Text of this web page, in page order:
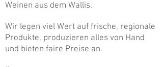
Weinen aus dem Wallis.
Wir legen viel Wert auf frische, regionale
Produkte, produzieren alles von Hand
und bieten faire Preise an.